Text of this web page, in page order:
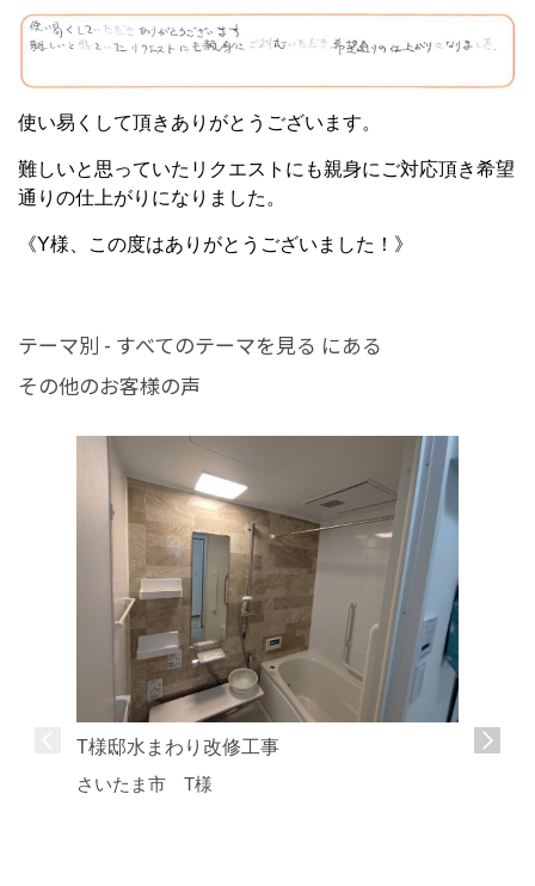
使い易くして頂きありがとうございます。
難しいと思っていたリクエストにも親身にご対応頂き希望
通りの仕上がりになりました。
《Y様、この度はありがとうございました！》
テーマ別 - すべてのテーマを見る にある
その他のお客様の声
T様邸水まわり改修工事
さいたま市 T様